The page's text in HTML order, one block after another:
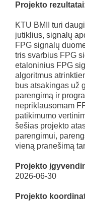
Projekto
KTU BMII turi
jutiklius, signalų
FPG signalų
tris svarbius FPG
etaloninius FPG
algoritmus
bus atsakingas už
parengimą ir
nepriklausomam
patikimumo
šešias projekto
parengimui,
vieną pranešimą
Projekto
2026-06-30
Projekto